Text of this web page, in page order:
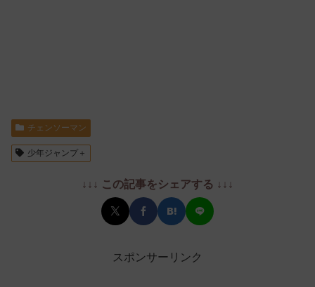
チェンソーマン
少年ジャンプ＋
↓↓↓ この記事をシェアする ↓↓↓
スポンサーリンク